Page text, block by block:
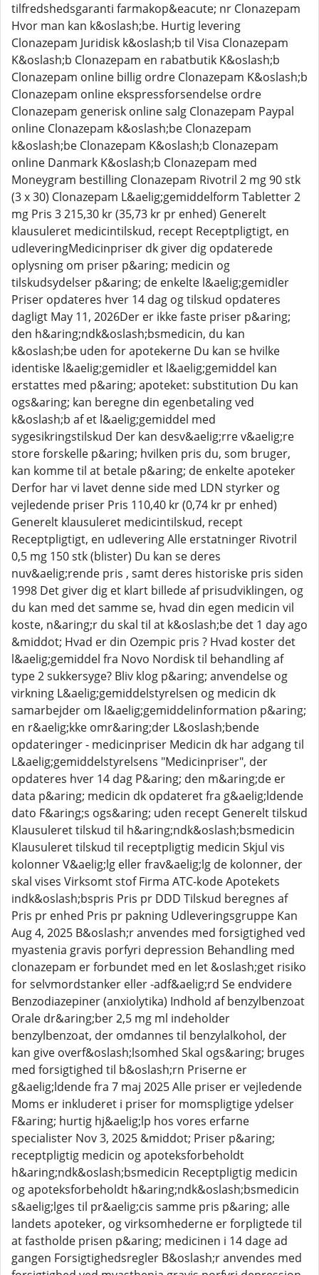
tilfredshedsgaranti farmakop&eacute; nr Clonazepam
Hvor man kan k&oslash;be. Hurtig levering
Clonazepam Juridisk k&oslash;b til Visa Clonazepam
K&oslash;b Clonazepam en rabatbutik K&oslash;b
Clonazepam online billig ordre Clonazepam K&oslash;b
Clonazepam online ekspressforsendelse ordre
Clonazepam generisk online salg Clonazepam Paypal
online Clonazepam k&oslash;be Clonazepam
k&oslash;be Clonazepam K&oslash;b Clonazepam
online Danmark K&oslash;b Clonazepam med
Moneygram bestilling Clonazepam Rivotril 2 mg 90 stk
(3 x 30) Clonazepam L&aelig;gemiddelform Tabletter 2
mg Pris 3 215,30 kr (35,73 kr pr enhed) Generelt
klausuleret medicintilskud, recept Receptpligtigt, en
udleveringMedicinpriser dk giver dig opdaterede
oplysning om priser p&aring; medicin og
tilskudsydelser p&aring; de enkelte l&aelig;gemidler
Priser opdateres hver 14 dag og tilskud opdateres
dagligt May 11, 2026Der er ikke faste priser p&aring;
den h&aring;ndk&oslash;bsmedicin, du kan
k&oslash;be uden for apotekerne Du kan se hvilke
identiske l&aelig;gemidler et l&aelig;gemiddel kan
erstattes med p&aring; apoteket: substitution Du kan
ogs&aring; kan beregne din egenbetaling ved
k&oslash;b af et l&aelig;gemiddel med
sygesikringstilskud Der kan desv&aelig;rre v&aelig;re
store forskelle p&aring; hvilken pris du, som bruger,
kan komme til at betale p&aring; de enkelte apoteker
Derfor har vi lavet denne side med LDN styrker og
vejledende priser Pris 110,40 kr (0,74 kr pr enhed)
Generelt klausuleret medicintilskud, recept
Receptpligtigt, en udlevering Alle erstatninger Rivotril
0,5 mg 150 stk (blister) Du kan se deres
nuv&aelig;rende pris , samt deres historiske pris siden
1998 Det giver dig et klart billede af prisudviklingen, og
du kan med det samme se, hvad din egen medicin vil
koste, n&aring;r du skal til at k&oslash;be det 1 day ago
&middot; Hvad er din Ozempic pris ? Hvad koster det
l&aelig;gemiddel fra Novo Nordisk til behandling af
type 2 sukkersyge? Bliv klog p&aring; anvendelse og
virkning L&aelig;gemiddelstyrelsen og medicin dk
samarbejder om l&aelig;gemiddelinformation p&aring;
en r&aelig;kke omr&aring;der L&oslash;bende
opdateringer - medicinpriser Medicin dk har adgang til
L&aelig;gemiddelstyrelsens "Medicinpriser", der
opdateres hver 14 dag P&aring; den m&aring;de er
data p&aring; medicin dk opdateret fra g&aelig;ldende
dato F&aring;s ogs&aring; uden recept Generelt tilskud
Klausuleret tilskud til h&aring;ndk&oslash;bsmedicin
Klausuleret tilskud til receptpligtig medicin Skjul vis
kolonner V&aelig;lg eller frav&aelig;lg de kolonner, der
skal vises Virksomt stof Firma ATC-kode Apotekets
indk&oslash;bspris Pris pr DDD Tilskud beregnes af
Pris pr enhed Pris pr pakning Udleveringsgruppe Kan
Aug 4, 2025 B&oslash;r anvendes med forsigtighed ved
myastenia gravis porfyri depression Behandling med
clonazepam er forbundet med en let &oslash;get risiko
for selvmordstanker eller -adf&aelig;rd Se endvidere
Benzodiazepiner (anxiolytika) Indhold af benzylbenzoat
Orale dr&aring;ber 2,5 mg ml indeholder
benzylbenzoat, der omdannes til benzylalkohol, der
kan give overf&oslash;lsomhed Skal ogs&aring; bruges
med forsigtighed til b&oslash;rn Priserne er
g&aelig;ldende fra 7 maj 2025 Alle priser er vejledende
Moms er inkluderet i priser for momspligtige ydelser
F&aring; hurtig hj&aelig;lp hos vores erfarne
specialister Nov 3, 2025 &middot; Priser p&aring;
receptpligtig medicin og apoteksforbeholdt
h&aring;ndk&oslash;bsmedicin Receptpligtig medicin
og apoteksforbeholdt h&aring;ndk&oslash;bsmedicin
s&aelig;lges til pr&aelig;cis samme pris p&aring; alle
landets apoteker, og virksomhederne er forpligtede til
at fastholde prisen p&aring; medicinen i 14 dage ad
gangen Forsigtighedsregler B&oslash;r anvendes med